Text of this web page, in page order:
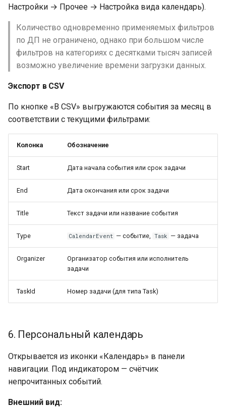
Настройки → Прочее → Настройка вида календарь).
Количество одновременно применяемых фильтров
по ДП не ограничено, однако при большом числе
фильтров на категориях с десятками тысяч записей
возможно увеличение времени загрузки данных.
Экспорт в CSV
По кнопке «В CSV» выгружаются события за месяц в
соответствии с текущими фильтрами:
Колонка Обозначение
Start Дата начала события или срок задачи
End Дата окончания или срок задачи
Title Текст задачи или название события
Type CalendarEvent — событие, Task — задача
Organizer
Организатор события или исполнитель
задачи
TaskId Номер задачи (для типа Task)
6. Персональный календарь
Открывается из иконки «Календарь» в панели
навигации. Под индикатором — счётчик
непрочитанных событий.
Внешний вид: